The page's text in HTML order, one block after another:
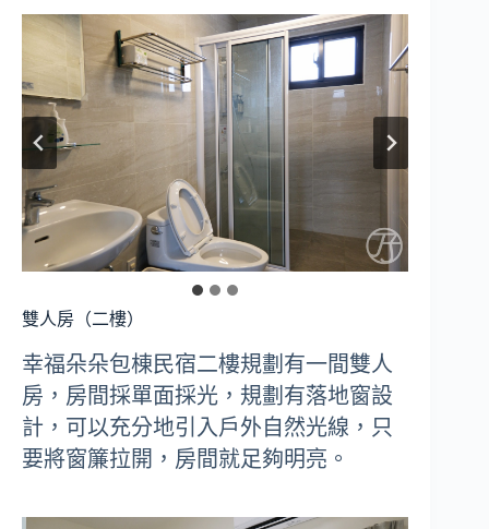
雙人房（二樓）
幸福朵朵包棟民宿二樓規劃有一間雙人
房，房間採單面採光，規劃有落地窗設
計，可以充分地引入戶外自然光線，只
要將窗簾拉開，房間就足夠明亮。